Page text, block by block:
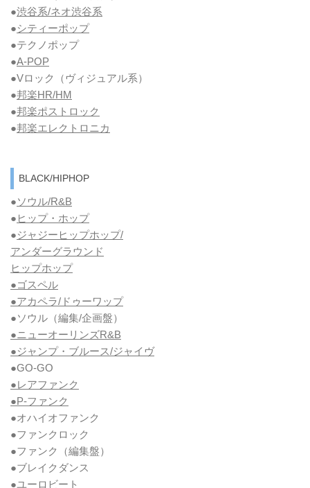
●渋谷系/ネオ渋谷系
●シティーポップ
●テクノポップ
●A-POP
●Vロック
（ヴィジュアル系）
●邦楽HR/HM
●邦楽ポストロック
●邦楽エレクトロニカ
BLACK/HIPHOP
●ソウル/R&B
● ヒップ・ホップ
●ジャジーヒップホップ/
アンダーグラウンド
ヒップホップ
●ゴスペル
●アカペラ/ドゥーワップ
●ソウル （編集/企画盤）
●ニューオーリンズR&B
●ジャンプ・ブルース/ジャイヴ
●GO-GO
●レアファンク
●P-ファンク
●オハイオファンク
●ファンクロック
●ファンク
（編集盤）
●ブレイクダンス
●ユーロビート